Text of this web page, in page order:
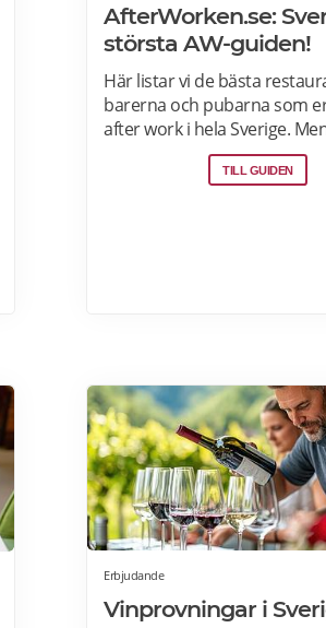
AfterWorken.se:
största AW-guiden!
Här listar vi de bästa
barerna och pubarna som
after work i hela Sverige.
och AW-erbjudanden>>
TILL GUIDEN
Erbjudande
Vinprovningar i